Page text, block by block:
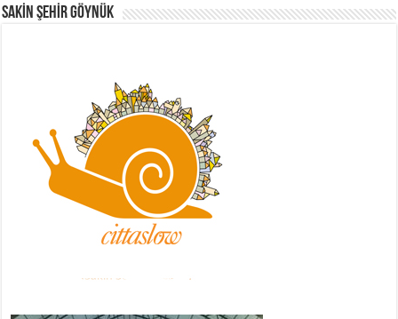
Sakİn Şehİr GÖYNÜK